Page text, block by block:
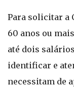
Para solicitar a
60 anos ou
até dois
identificar e
necessitam de